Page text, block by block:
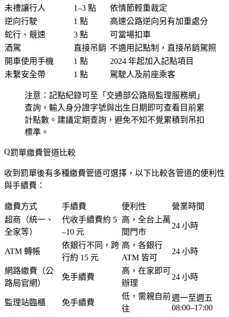
未禮讓行人
1–3 點
依情節輕重裁定
逆向行駛
1 點
高速公路逆向另有加重處分
蛇行、競速
3 點
可當場扣車
酒駕
直接吊銷 不適用記點制，直接吊銷駕照
開車使用手機
1 點
2024 年起加入記點項目
未繫安全帶
1 點 駕駛人及前座乘客
注意 ：記點紀錄可至「交通部公路局監理服務網」
查詢，輸入身分證字號與出生日期即可查看目前累
計點數。建議定期查詢，避免不知不覺累積到吊扣
標準。
罰單繳費管道比較
收到罰單後有多種繳費管道可選擇，以下比較各管道的便利性
與手續費：
繳費方式 手續費 便利性
營業時間
超商（統一、
全家等）
代收手續費約 5
–10 元
高，全台上萬
間門市
24 小時
ATM 轉帳
依銀行不同，跨
行約 15 元
高，各銀行
ATM 皆可
24 小時
網路繳費（公
路局官網）
免手續費
高，在家即可
辦理
24 小時
監理站臨櫃 免手續費
低，需親自前
往
週一至週五
08:00–17:00